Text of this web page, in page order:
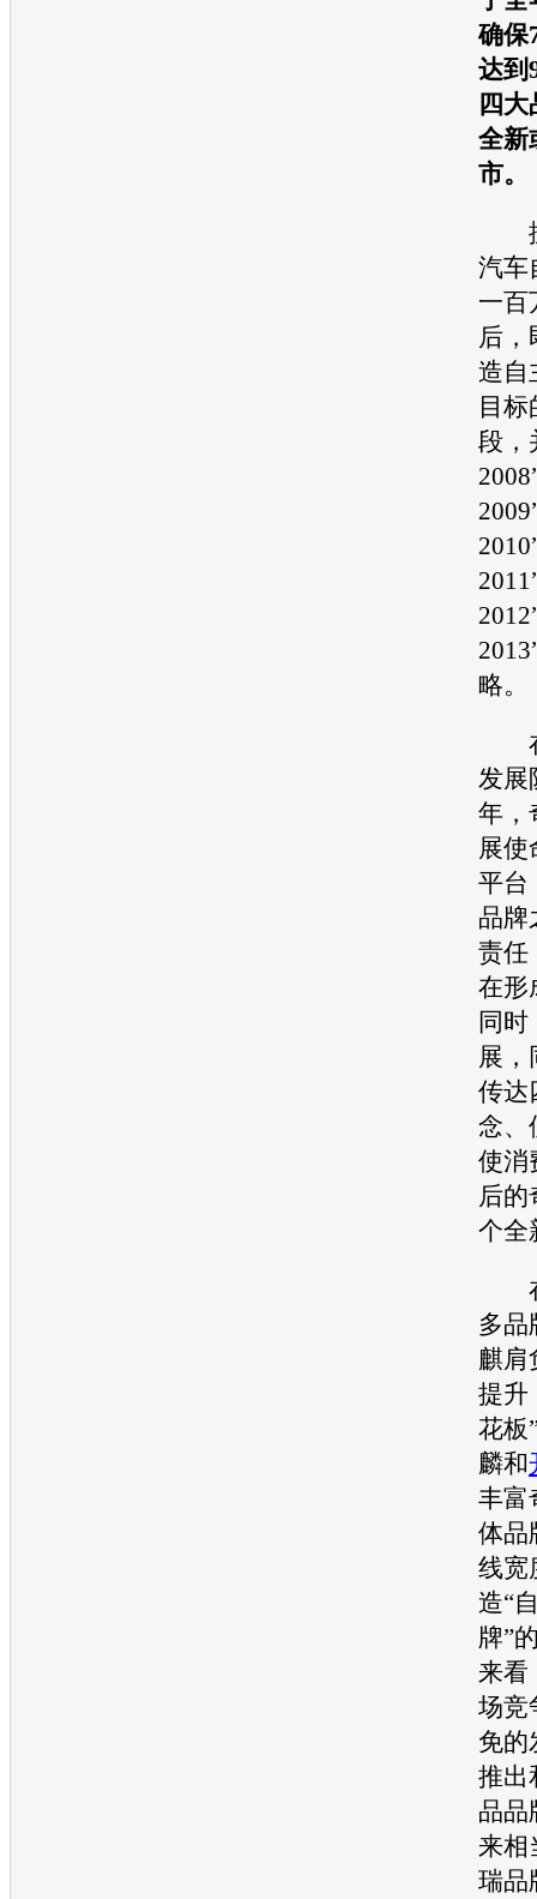
确保
达到
四
全新
市。
据
汽车
一百
后，
造自
目
段，
略。
在
发展
年，
展使
平台
品牌
责任
在形
同
展，
传达
念、
使消
后的
个全
多品
麒肩
提升
花板
麟和
丰富
体品
线宽
造“
牌”
来看
场竞
免的
推出
品品
来相
瑞品